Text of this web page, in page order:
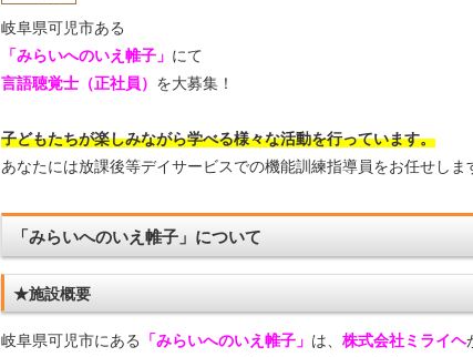
岐阜県可児市ある
「みらいへのいえ帷子」 にて
言語聴覚士（正社員） を大募集！
子どもたちが楽しみながら学べる様々な活動を行っています。
あなたには放課後等デイサービスでの機能訓練指導員をお任せしま
「みらいへのいえ帷子」について
★施設概要
岐阜県可児市にある 「みらいへのいえ帷子」 は、 株式会社ミライヘ